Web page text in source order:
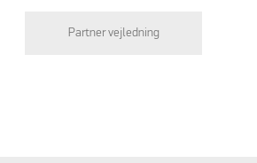
Partner vejledning